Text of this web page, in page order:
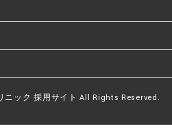
ック 採用サイト All Rights Reserved.